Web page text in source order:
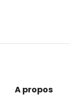
A propos